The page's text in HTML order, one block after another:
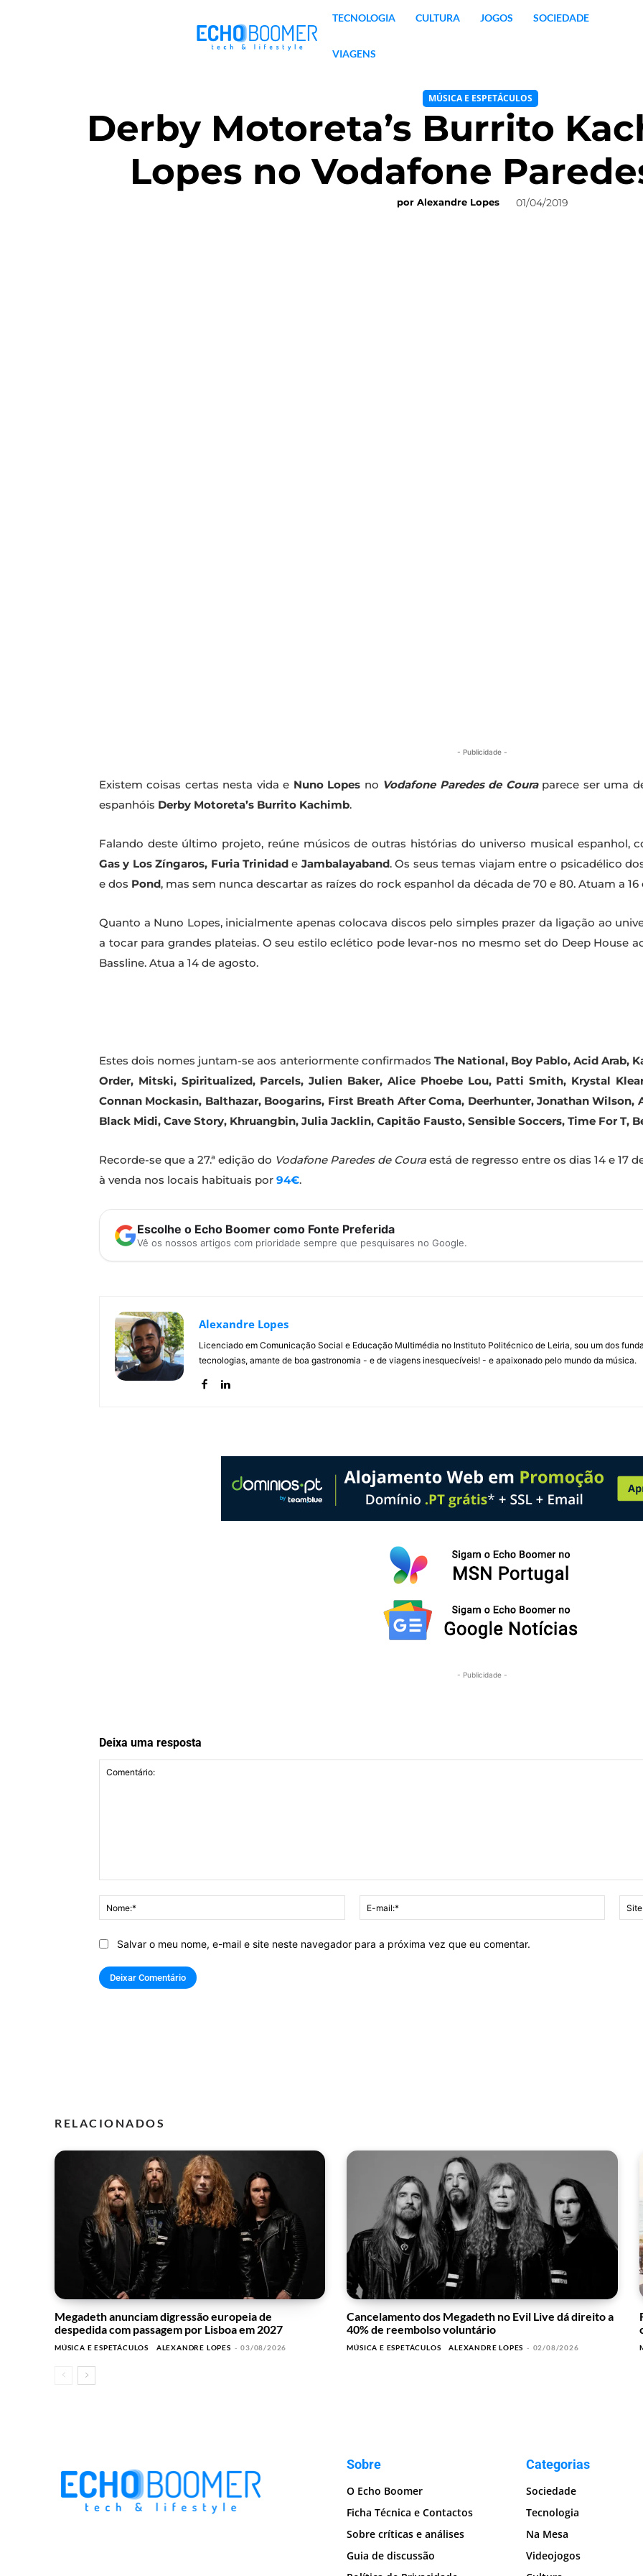
TECNOLOGIA CULTURA JOGOS SOCIEDADE
VIAGENS
MÚSICA E ESPETÁCULOS
Derby Motoreta’s Burrito
Lopes no Vodafone
por Alexandre Lopes 01/04/2019
- Publicidade -
Existem coisas certas nesta vida e Nuno Lopes no Vodafone Paredes de Couraparece ser uma
espanhóis Derby Motoreta’s Burrito Kachimb.
Falando deste último projeto, reúne músicos de outras histórias do universo musical espanhol,
Gas y Los Zíngaros, Furia Trinidade Jambalayaband. Os seus temas viajam entre o psicadélico
e dos Pond, mas sem nunca descartar as raízes do rock espanhol da década de 70 e 80. Atuam a
Quanto a Nuno Lopes, inicialmente apenas colocava discos pelo simples prazer da ligação ao
a tocar para grandes plateias. O seu estilo eclético pode levar-nos no mesmo set do Deep House
Bassline. Atua a 14 de agosto.
Estes dois nomes juntam-se aos anteriormente confirmados The National, Boy Pablo, Acid Arab,
Order, Mitski, Spiritualized, Parcels, Julien Baker, Alice Phoebe Lou, Patti Smith, Krystal
Connan Mockasin, Balthazar, Boogarins, First Breath After Coma, Deerhunter, Jonathan Wilson,
Black Midi, Cave Story, Khruangbin, Julia Jacklin, Capitão Fausto, Sensible Soccers, Time For T,
Recorde-se que a 27.ª edição do Vodafone Paredes de Coura está de regresso entre os dias 14 e 17
à venda nos locais habituais por 94€.
Escolhe o Echo Boomer como Fonte Preferida
Vê os nossos artigos com prioridade sempre que pesquisares no Google.
Alexandre Lopes
Licenciado em Comunicação Social e Educação Multimédia no Instituto Politécnico de Leiria, sou um dos
tecnologias, amante de boa gastronomia - e de viagens inesquecíveis! - e apaixonado pelo mundo da música.
- Publicidade -
Deixa uma resposta
Nome:*
mail:*
Salvar o meu nome, e-mail e site neste navegador para a próxima vez que eu comentar.
RELACIONADOS
Megadeth anunciam digressão europeia de
despedida com passagem por Lisboa em 2027
MÚSICA E ESPETÁCULOS ALEXANDRE LOPES - 03/08/2026
Cancelamento dos Megadeth no Evil Live dá direito a
40% de reembolso voluntário
MÚSICA E ESPETÁCULOS ALEXANDRE LOPES - 02/08/2026
Sobre
O Echo Boomer
Ficha Técnica e Contactos
Sobre críticas e análises
Guia de discussão
Categorias
Sociedade
Tecnologia
Na Mesa
Videojogos